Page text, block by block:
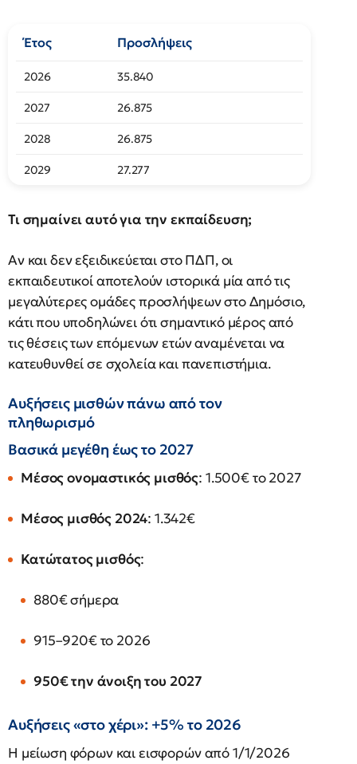
Έτος Προσλήψεις
2026 35.840
2027 26.875
2028 26.875
2029 27.277
Τι σημαίνει αυτό για την εκπαίδευση;
Αν και δεν εξειδικεύεται στο ΠΔΠ, οι
εκπαιδευτικοί αποτελούν ιστορικά μία από τις
μεγαλύτερες ομάδες προσλήψεων στο Δημόσιο,
κάτι που υποδηλώνει ότι σημαντικό μέρος από
τις θέσεις των επόμενων ετών αναμένεται να
κατευθυνθεί σε σχολεία και πανεπιστήμια.
Αυξήσεις μισθών πάνω από τον
πληθωρισμό
Βασικά μεγέθη έως το 2027
Μέσος ονομαστικός μισθός: 1.500€ το 2027
Μέσος μισθός 2024: 1.342€
Κατώτατος μισθός:
880€ σήμερα
915–920€ το 2026
950€ την άνοιξη του 2027
Αυξήσεις «στο χέρι»: +5% το 2026
Η μείωση φόρων και εισφορών από 1/1/2026